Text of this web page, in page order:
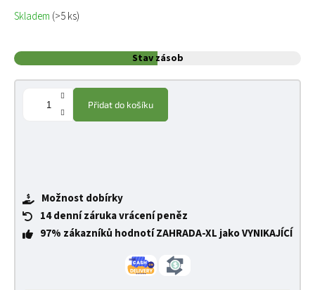
Měrná cena:
Skladem (>5 ks)
Stav zásob
Přidat do košíku
Možnost dobírky
14 denní záruka vrácení peněz
97% zákazníků hodnotí ZAHRADA-XL jako VYNIKAJÍCÍ